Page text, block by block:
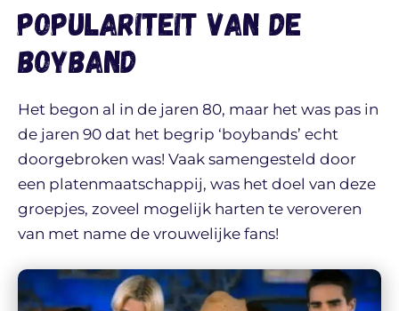
Populariteit van de
boyband
Het begon al in de jaren 80, maar het was pas in
de jaren 90 dat het begrip ‘boybands’ echt
doorgebroken was! Vaak samengesteld door
een platenmaatschappij, was het doel van deze
groepjes, zoveel mogelijk harten te veroveren
van met name de vrouwelijke fans!